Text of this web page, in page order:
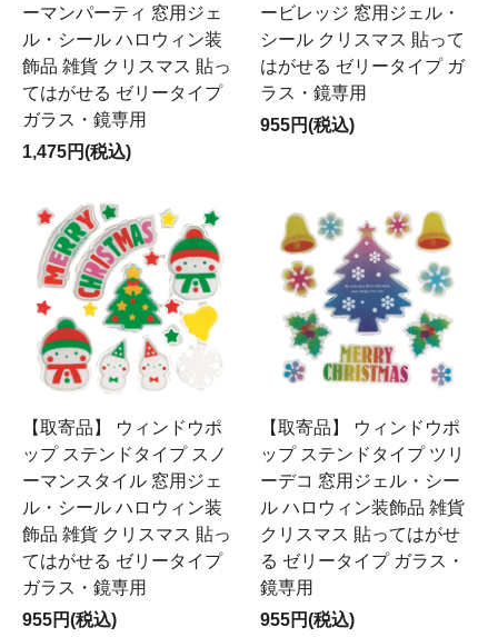
ーマンパーティ 窓用ジェ
ル・シール ハロウィン装
飾品 雑貨 クリスマス 貼っ
てはがせる ゼリータイプ
ガラス・鏡専用
1,475円(税込)
ービレッジ 窓用ジェル・
シール クリスマス 貼って
はがせる ゼリータイプ ガ
ラス・鏡専用
955円(税込)
【取寄品】 ウィンドウポ
ップ ステンドタイプ スノ
ーマンスタイル 窓用ジェ
ル・シール ハロウィン装
飾品 雑貨 クリスマス 貼っ
てはがせる ゼリータイプ
ガラス・鏡専用
955円(税込)
【取寄品】 ウィンドウポ
ップ ステンドタイプ ツリ
ーデコ 窓用ジェル・シー
ル ハロウィン装飾品 雑貨
クリスマス 貼ってはがせ
る ゼリータイプ ガラス・
鏡専用
955円(税込)